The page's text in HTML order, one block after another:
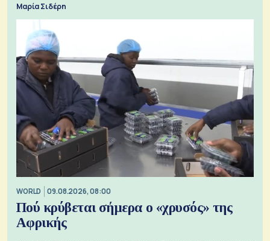
Μαρία Σιδέρη
WORLD 09.08.2026, 08:00
Πού κρύβεται σήμερα ο «χρυσός» της
Αφρικής